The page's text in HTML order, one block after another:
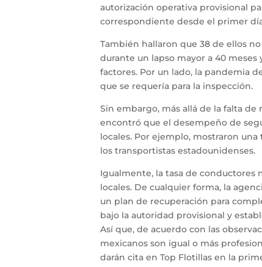
autorización operativa provisional
correspondiente desde el primer
También hallaron que 38 de ellos
durante un lapso mayor a 40
factores. Por un lado, la pandemia
que se requería para la inspección.
Sin embargo, más allá de la falta
encontró que el desempeño de
locales. Por ejemplo, mostraron una
los transportistas estadounidenses.
Igualmente, la tasa de conductores
locales. De cualquier forma, la
un plan de recuperación para
bajo la autoridad provisional y
Así que, de acuerdo con las
mexicanos son igual o más
darán cita en Top Flotillas en la